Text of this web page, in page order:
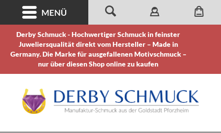
Derby Schmuck - Hochwertiger Schmuck in feinster
Juweliersqualität direkt vom Hersteller – Made in
Germany. Die Marke für ausgefallenen Motivschmuck –
nur über diesen Shop online zu kaufen
MENÜ